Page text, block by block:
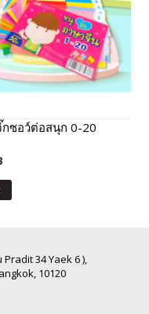
ซอว์ต่อสนุก 0-20
34 Yaek 6 ),
10120